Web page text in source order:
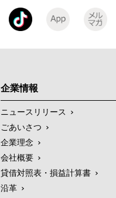
企業情報
ニュースリリース
ごあいさつ
企業理念
会社概要
貸借対照表・損益計算書
沿革